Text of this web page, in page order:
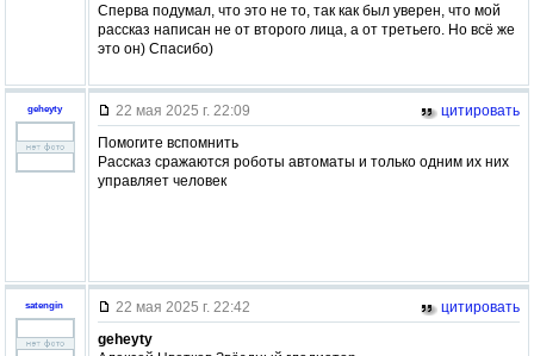
Сперва подумал, что это не то, так как был уверен, что мой
рассказ написан не от второго лица, а от третьего. Но всё же
это он) Спасибо)
geheyty 22 мая 2025 г. 22:09
цитировать
Помогите вспомнить
Рассказ сражаются роботы автоматы и только одним их них
управляет человек
satengin 22 мая 2025 г. 22:42
цитировать
geheyty